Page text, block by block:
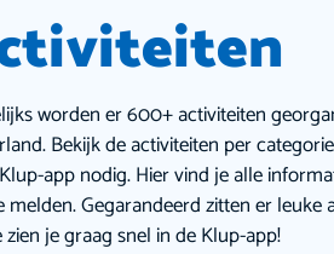
worden er 600+ activiteiten
Bekijk de activiteiten per
app nodig. Hier vind je alle
melden. Gegarandeerd zitten er
zien je graag snel in de Klup-app!